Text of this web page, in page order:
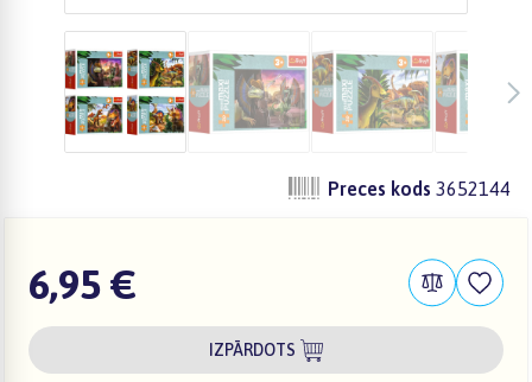
Preces kods 3652144
6,95 €
IZPĀRDOTS